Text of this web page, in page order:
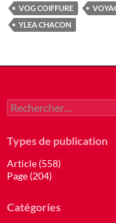
VOG COIFFURE
YLEA CHACON
Rechercher :
Types de publication
Article (558)
Page (204)
Catégories